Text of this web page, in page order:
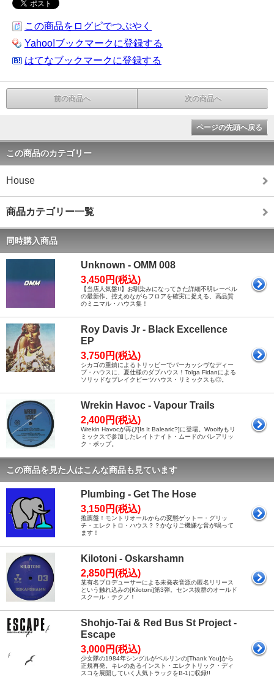
この商品をログピでつぶやく
Yahoo!ブックマークに登録する
はてなブックマークに登録する
前の商品へ 次の商品へ
ページの先頭へ戻る
この商品のカテゴリー
House
商品カテゴリー一覧
同時購入商品
Unknown - OMM 008
3,450円(税込)
【当店人気盤!!】お馴染みになってきた詳細不明レーベル
の最新作。控えめながらフロアを確実に捉える、高品質
のミニマル・ハウス集！
Roy Davis Jr - Black Excellence
EP
3,750円(税込)
シカゴの重鎮によるトリッピーでパーカッシヴなディー
プ・ハウスに、夏仕様のダブハウス！Tolga Fidanによる
ソリッドなブレイクビーツハウス・リミックスも◎。
Wrekin Havoc - Vapour Trails
2,400円(税込)
Wrekin Havocが再び[Is It Balearic?]に登場。Woolfyもリ
ミックスで参加したレイトナイト・ムードのバレアリッ
ク・ポップ。
この商品を見た人はこんな商品も見ています
Plumbing - Get The Hose
3,150円(税込)
推薦盤！モントリオールからの変態ゲットー・グリッ
チ・エレクトロ・ハウス？？かなりご機嫌な音が鳴って
ます！
Kilotoni - Oskarshamn
2,850円(税込)
某有名プロデューサーによる未発表音源の匿名リリース
という触れ込みの[Kilotoni]第3弾。センス抜群のオールド
スクール・テクノ！
Shohjo-Tai & Red Bus St Project -
Escape
3,000円(税込)
少女隊の1984年シングルがベルリンの[Thank You]から
正規再発。キレのあるインスト・エレクトリック・ディ
スコを展開していく人気トラックをB-1に収録!!